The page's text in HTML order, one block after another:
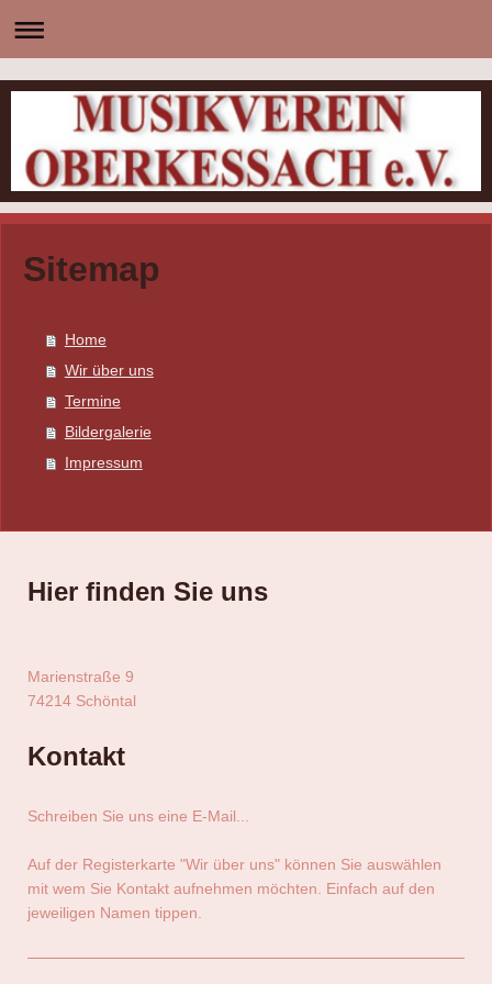
Sitemap
Home
Wir über uns
Termine
Bildergalerie
Impressum
Hier finden Sie uns
Marienstraße 9
74214 Schöntal
Kontakt
Schreiben Sie uns eine E-Mail...
Auf der Registerkarte "Wir über uns" können Sie auswählen
mit wem Sie Kontakt aufnehmen möchten. Einfach auf den
jeweiligen Namen tippen.